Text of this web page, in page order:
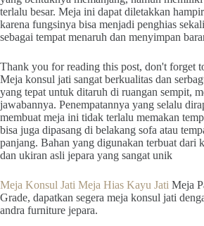
terlalu besar. Meja ini dapat diletakkan
karena fungsinya bisa menjadi penghias
sebagai tempat menaruh dan menyimpan
Thank you for reading this post, don't forget
Meja konsul jati sangat berkualitas dan
yang tepat untuk ditaruh di ruangan sempit,
jawabannya. Penempatannya yang selalu
membuat meja ini tidak terlalu memakan
bisa juga dipasang di belakang sofa atau
panjang. Bahan yang digunakan terbuat dari
dan ukiran asli jepara yang sangat unik
Meja Konsul Jati Meja Hias Kayu Jati Meja
Grade, dapatkan segera meja konsul jati
andra furniture jepara.